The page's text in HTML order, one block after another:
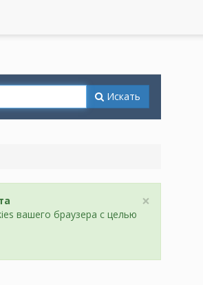
Искать
×
вашего браузера с целью